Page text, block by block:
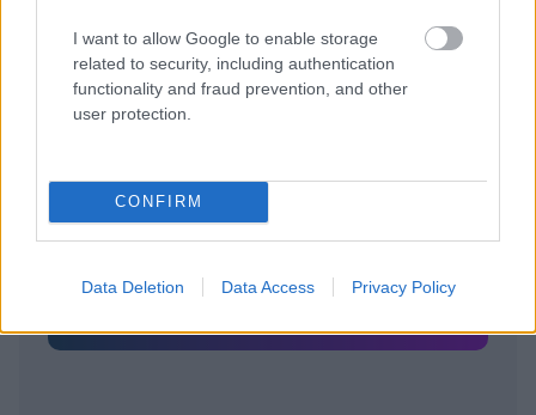
I want to allow Google to enable storage
related to security, including authentication
functionality and fraud prevention, and other
user protection.
CONFIRM
Data Deletion Data Access Privacy Policy
σου πρέπει να συνδεθείς
στο my gazzetta!
Εγγραφή Σύνδεση